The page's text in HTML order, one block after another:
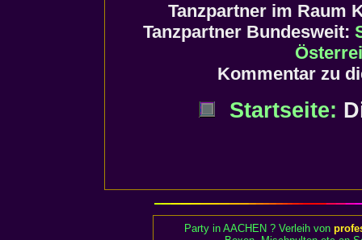
Tanzpartner im Raum
Tanzpartner Bundesweit:
Kommentar zu
Startseite:
Party in AACHEN ? Verleih von